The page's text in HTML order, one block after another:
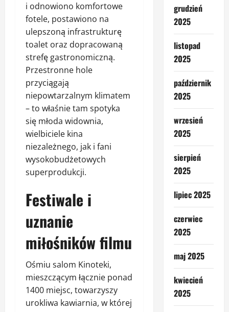
i odnowiono komfortowe
fotele, postawiono na
ulepszoną infrastrukturę
toalet oraz dopracowaną
strefę gastronomiczną.
Przestronne hole
przyciągają
niepowtarzalnym klimatem
– to właśnie tam spotyka
się młoda widownia,
wielbiciele kina
niezależnego, jak i fani
wysokobudżetowych
superprodukcji.
Festiwale i
uznanie
miłośników filmu
Ośmiu salom Kinoteki,
mieszczącym łącznie ponad
1400 miejsc, towarzyszy
urokliwa kawiarnia, w której
grudzień
2025
listopad
2025
październik
2025
wrzesień
2025
sierpień
2025
lipiec 2025
czerwiec
2025
maj 2025
kwiecień
2025